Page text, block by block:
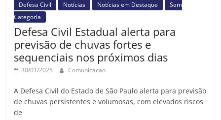
Defesa Civil Notícias Notícias em Destaque
Sem
Categoria
Defesa Civil Estadual alerta para
previsão de chuvas fortes e
sequenciais nos próximos dias
30/01/2025 Comunicacao
A Defesa Civil do Estado de São Paulo alerta para previsão
de chuvas persistentes e volumosas, com elevados riscos
de